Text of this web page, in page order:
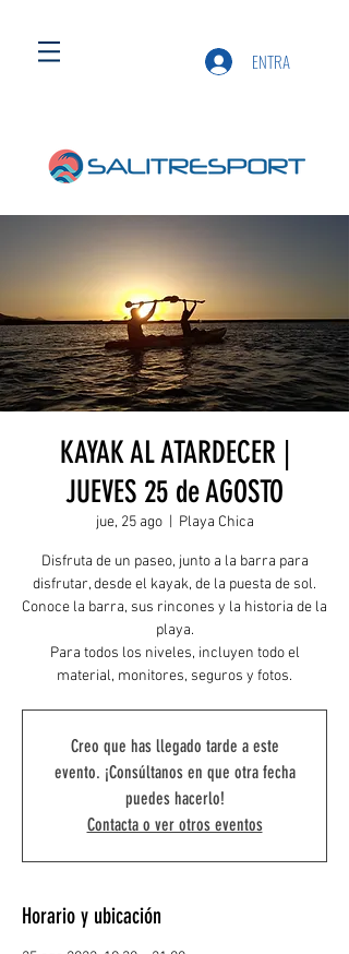
ENTRA
KAYAK AL ATARDECER |
JUEVES 25 de AGOSTO
jue, 25 ago
  |
Playa Chica
Disfruta de un paseo, junto a la barra para
disfrutar, desde el kayak, de la puesta de sol.
Conoce la barra, sus rincones y la historia de la
playa.
Para todos los niveles, incluyen todo el
material, monitores, seguros y fotos.
Creo que has llegado tarde a este
evento. ¡Consúltanos en que otra fecha
puedes hacerlo!
Contacta o ver otros eventos
Horario y ubicación